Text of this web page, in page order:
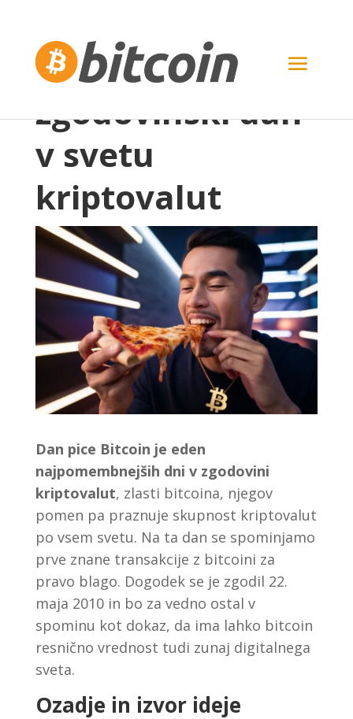
Dan pice Bitcoin:
zgodovinski dan
v svetu
kriptovalut
Dan pice Bitcoin je eden
najpomembnejših dni v zgodovini
kriptovalut, zlasti bitcoina, njegov
pomen pa praznuje skupnost kriptovalut
po vsem svetu. Na ta dan se spominjamo
prve znane transakcije z bitcoini za
pravo blago. Dogodek se je zgodil 22.
maja 2010 in bo za vedno ostal v
spominu kot dokaz, da ima lahko bitcoin
resnično vrednost tudi zunaj digitalnega
sveta.
Ozadje in izvor ideje